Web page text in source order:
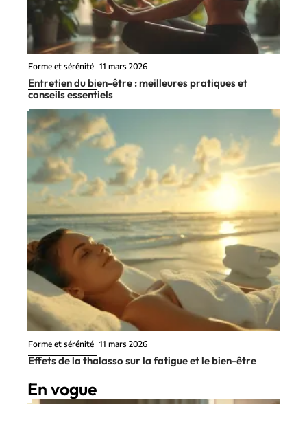
Forme et sérénité 11 mars 2026
Entretien du bien-être : meilleures pratiques et
conseils essentiels
Forme et sérénité 11 mars 2026
Effets de la thalasso sur la fatigue et le bien-être
En vogue